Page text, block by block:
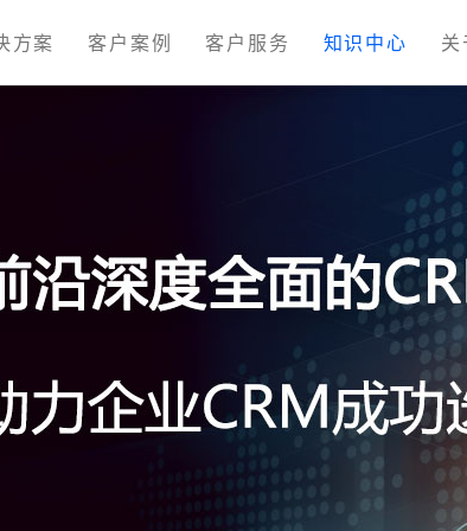
方案 客户案例 客户服务 知识中心 关